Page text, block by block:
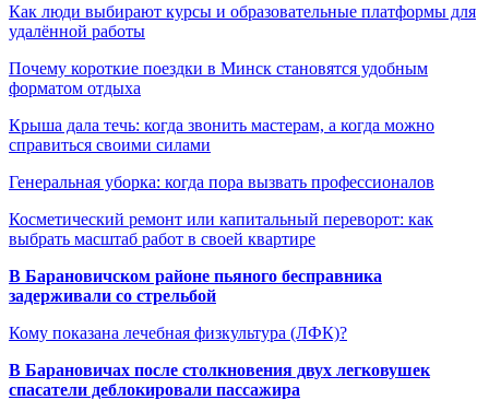
Как люди выбирают курсы и образовательные платформы для
удалённой работы
Почему короткие поездки в Минск становятся удобным
форматом отдыха
Крыша дала течь: когда звонить мастерам, а когда можно
справиться своими силами
Генеральная уборка: когда пора вызвать профессионалов
Косметический ремонт или капитальный переворот: как
выбрать масштаб работ в своей квартире
В Барановичском районе пьяного бесправника
задерживали со стрельбой
Кому показана лечебная физкультура (ЛФК)?
В Барановичах после столкновения двух легковушек
спасатели деблокировали пассажира